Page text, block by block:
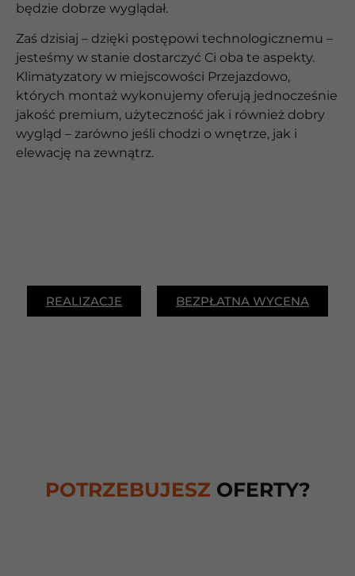
będzie dobrze wyglądał.
Zaś dzisiaj – dzięki postępowi technologicznemu –
jesteśmy w stanie dostarczyć Ci oba te aspekty.
Klimatyzatory w miejscowości Przejazdowo,
których montaż wykonujemy oferują jednocześnie
jakość premium, użyteczność jak i również dobry
wygląd – zarówno jeśli chodzi o wnętrze, jak i
elewację na zewnątrz.
REALIZACJE BEZPŁATNA WYCENA
POTRZEBUJESZ OFERTY?